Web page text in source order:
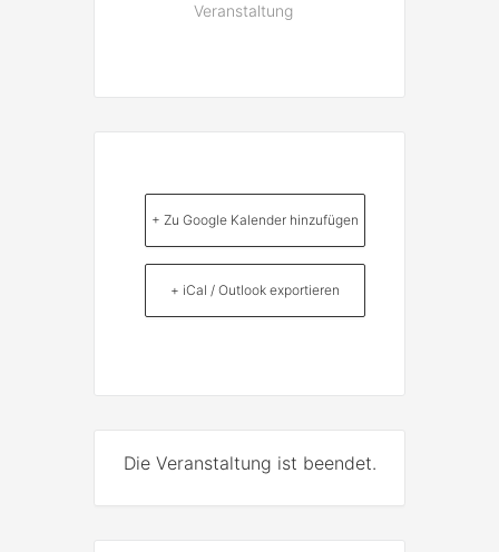
Veranstaltung
+ Zu Google Kalender hinzufügen
+ iCal / Outlook exportieren
Die Veranstaltung ist beendet.